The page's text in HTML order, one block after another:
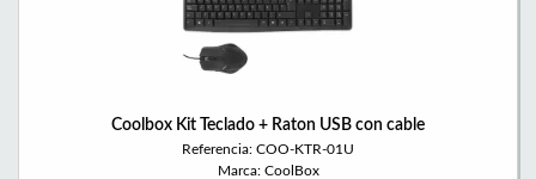
Coolbox Kit Teclado + Raton USB con cable
Referencia: COO-KTR-01U
Marca: CoolBox